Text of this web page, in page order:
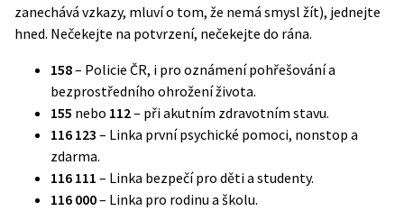
zanechává vzkazy, mluví o tom, že nemá smysl žít), jednejte
hned. Nečekejte na potvrzení, nečekejte do rána.
158– Policie ČR, i pro oznámení pohřešování a
bezprostředního ohrožení života.
155 nebo 112– při akutním zdravotním stavu.
116 123 – Linka první psychické pomoci, nonstop a
zdarma.
116 111 – Linka bezpečí pro děti a studenty.
116 000– Linka pro rodinu a školu.